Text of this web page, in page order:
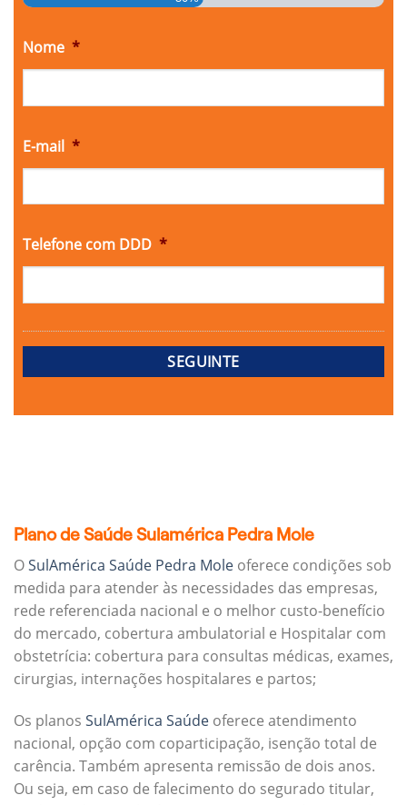
Nome *
E-mail *
Telefone com DDD *
Plano de Saúde Sulamérica Pedra Mole
OSulAmérica Saúde Pedra Mole oferece condições sob
medida para atender às necessidades das empresas,
rede referenciada nacional e o melhor custo-benefício
do mercado, cobertura ambulatorial e Hospitalar com
obstetrícia: cobertura para consultas médicas, exames,
cirurgias, internações hospitalares e partos;
Os planos SulAmérica Saúde oferece atendimento
nacional, opção com coparticipação, isenção total de
carência. Também apresenta remissão de dois anos.
Ou seja, em caso de falecimento do segurado titular,